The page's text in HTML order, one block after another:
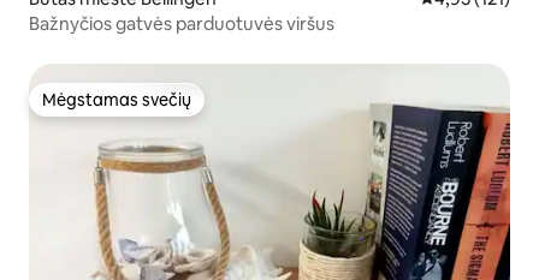
Bažnyčios gatvės parduotuvės viršus
Mėgstamas svečių
Mėgstamas svečių